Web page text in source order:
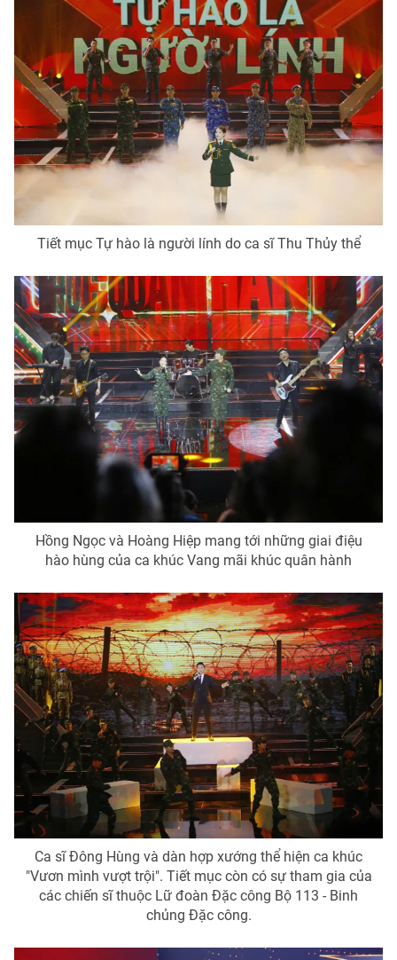
Tiết mục Tự hào là người lính do ca sĩ Thu Thủy thể
Hồng Ngọc và Hoàng Hiệp mang tới những giai điệu
hào hùng của ca khúc Vang mãi khúc quân hành
Ca sĩ Đông Hùng và dàn hợp xướng thể hiện ca khúc
"Vươn mình vượt trội". Tiết mục còn có sự tham gia của
các chiến sĩ thuộc Lữ đoàn Đặc công Bộ 113 - Binh
chủng Đặc công.